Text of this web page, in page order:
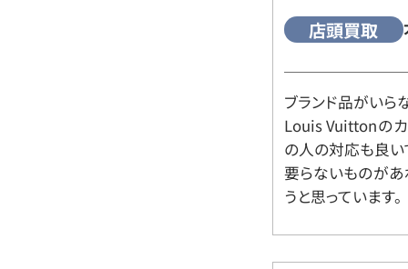
店頭買取
ブランド品がいら
Louis Vuittonの
の人の対応も良い
要らないものがあ
うと思っています。